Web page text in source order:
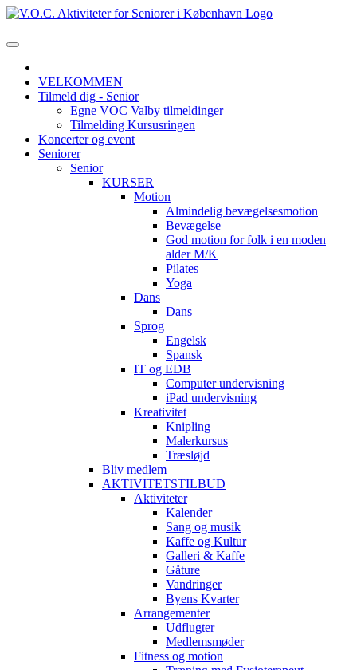
VELKOMMEN
Tilmeld dig - Senior
Egne VOC Valby tilmeldinger
Tilmelding Kursusringen
Koncerter og event
Seniorer
Senior
KURSER
Motion
Almindelig bevægelsesmotion
Bevægelse
God motion for folk i en moden
alder M/K
Pilates
Yoga
Dans
Dans
Sprog
Engelsk
Spansk
IT og EDB
Computer undervisning
iPad undervisning
Kreativitet
Knipling
Malerkursus
Træsløjd
Bliv medlem
AKTIVITETSTILBUD
Aktiviteter
Kalender
Sang og musik
Kaffe og Kultur
Galleri & Kaffe
Gåture
Vandringer
Byens Kvarter
Arrangementer
Udflugter
Medlemsmøder
Fitness og motion